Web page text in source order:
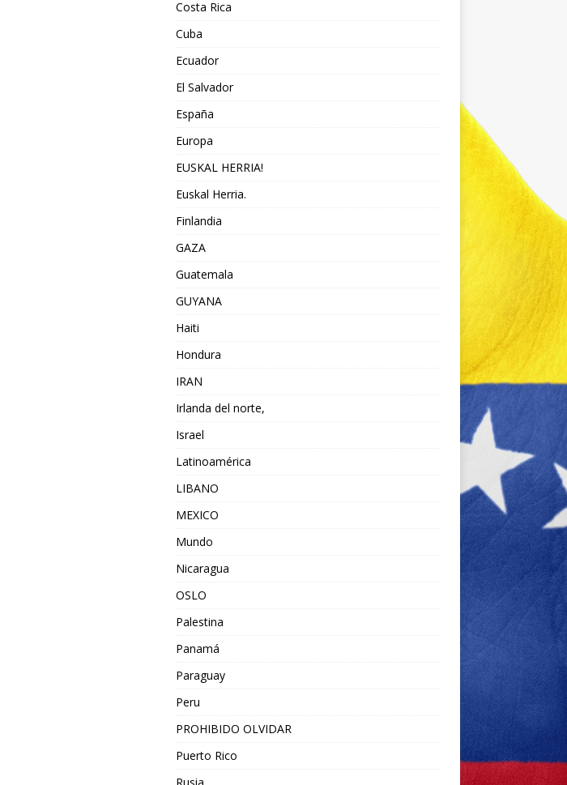
Costa Rica
Cuba
Ecuador
El Salvador
España
Europa
EUSKAL HERRIA!
Euskal Herria.
Finlandia
GAZA
Guatemala
GUYANA
Haiti
Hondura
IRAN
Irlanda del norte,
Israel
Latinoamérica
LIBANO
MEXICO
Mundo
Nicaragua
OSLO
Palestina
Panamá
Paraguay
Peru
PROHIBIDO OLVIDAR
Puerto Rico